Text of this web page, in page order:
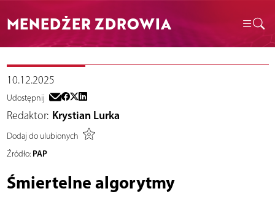
MENEDŻER ZDROWIA
10.12.2025
Udostępnij
Redaktor: Krystian Lurka
Dodaj do ulubionych
Źródło: PAP
Śmiertelne algorytmy